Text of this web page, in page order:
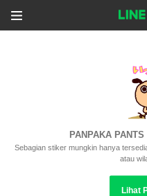
PANPAKA
Sebagian stiker mungkin hanya
atau
Lihat